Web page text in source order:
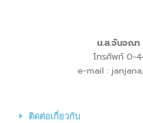
น.ส.จันจณา
โทรศัพท์ 0-
e-mail :
ติดต่อเกี่ยวกับ